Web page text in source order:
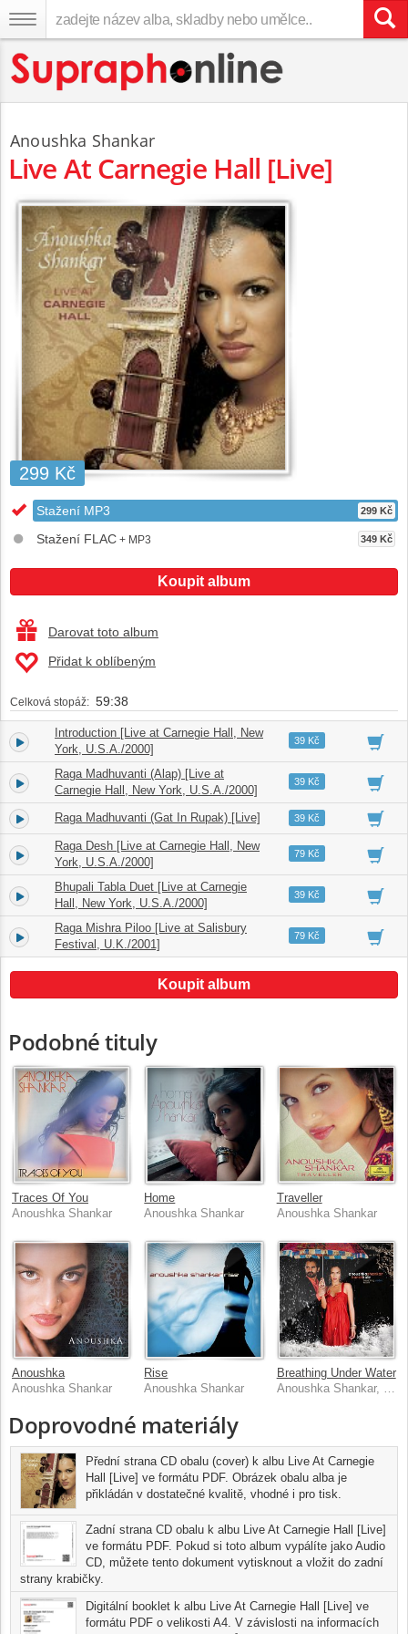
Anoushka Shankar
Live At Carnegie Hall [Live]
299 Kč
Stažení MP3 299 Kč
Stažení FLAC + MP3 349 Kč
Koupit album
Darovat toto album
Přidat k oblíbeným
Celková stopáž: 59:38
1.
Introduction [Live at Carnegie Hall, New
York, U.S.A./2000]
00:2839 Kč
2.
Raga Madhuvanti (Alap) [Live at
Carnegie Hall, New York, U.S.A./2000]
09:5739 Kč
3. Raga Madhuvanti (Gat In Rupak) [Live] 08:3639 Kč
4.
Raga Desh [Live at Carnegie Hall, New
York, U.S.A./2000]
11:4879 Kč
5.
Bhupali Tabla Duet [Live at Carnegie
Hall, New York, U.S.A./2000]
09:5239 Kč
6.
Raga Mishra Piloo [Live at Salisbury
Festival, U.K./2001]
18:5779 Kč
Koupit album
Podobné tituly
Traces Of You
Anoushka Shankar
Home
Anoushka Shankar
Traveller
Anoushka Shankar
Anoushka
Anoushka Shankar
Rise
Anoushka Shankar
Breathing Under Water
Anoushka Shankar, Karsh Kale
Doprovodné materiály
Přední strana CD obalu (cover) k albu Live At Carnegie
Hall [Live] ve formátu PDF. Obrázek obalu alba je
přikládán v dostatečné kvalitě, vhodné i pro tisk.
Zadní strana CD obalu k albu Live At Carnegie Hall [Live]
ve formátu PDF. Pokud si toto album vypálíte jako Audio
CD, můžete tento dokument vytisknout a vložit do zadní
strany krabičky.
Digitální booklet k albu Live At Carnegie Hall [Live] ve
formátu PDF o velikosti A4. V závislosti na informacích